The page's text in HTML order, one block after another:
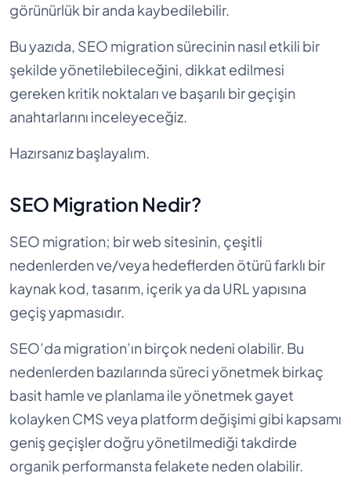
görünürlük bir anda kaybedilebilir.
Bu yazıda, SEO migration sürecinin nasıl etkili bir
şekilde yönetilebileceğini, dikkat edilmesi
gereken kritik noktaları ve başarılı bir geçişin
anahtarlarını inceleyeceğiz.
Hazırsanız başlayalım.
SEO Migration Nedir?
SEO migration; bir web sitesinin, çeşitli
nedenlerden ve/veya hedeflerden ötürü farklı bir
kaynak kod, tasarım, içerik ya da URL yapısına
geçiş yapmasıdır.
SEO’da migration’ın birçok nedeni olabilir. Bu
nedenlerden bazılarında süreci yönetmek birkaç
basit hamle ve planlama ile yönetmek gayet
kolayken CMS veya platform değişimi gibi kapsamı
geniş geçişler doğru yönetilmediği takdirde
organik performansta felakete neden olabilir.